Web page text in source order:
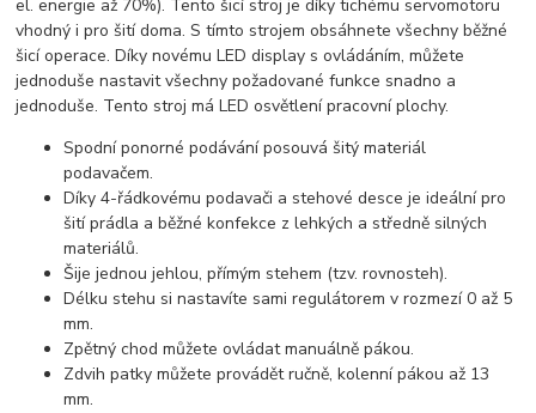
el. energie až 70%). Tento šicí stroj je díky tichému servomotoru
vhodný i pro šití doma. S tímto strojem obsáhnete všechny běžné
šicí operace. Díky novému LED display s ovládáním, můžete
jednoduše nastavit všechny požadované funkce snadno a
jednoduše. Tento stroj má LED osvětlení pracovní plochy.
Spodní ponorné podávání posouvá šitý materiál
podavačem.
Díky 4-řádkovému podavači a stehové desce je ideální pro
šití prádla a běžné konfekce z lehkých a středně silných
materiálů.
Šije jednou jehlou, přímým stehem (tzv. rovnosteh).
Délku stehu si nastavíte sami regulátorem v rozmezí 0 až 5
mm.
Zpětný chod můžete ovládat manuálně pákou.
Zdvih patky můžete provádět ručně, kolenní pákou až 13
mm.